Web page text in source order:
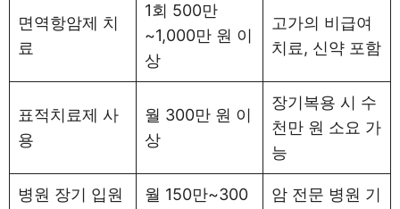
면역항암제 치
료
1회 500만
~1,000만 원 이
상
고가의 비급여
치료, 신약 포함
표적치료제 사
용
월 300만 원 이
상
장기복용 시 수
천만 원 소요 가
능
병원 장기 입원
월 150만~300
암 전문 병원 기